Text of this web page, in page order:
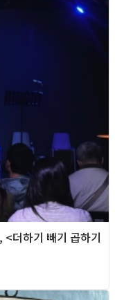
더하기 빼기 곱하기